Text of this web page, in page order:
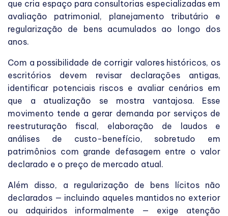
que cria espaço para consultorias especializadas em
avaliação patrimonial, planejamento tributário e
regularização de bens acumulados ao longo dos
anos.
Com a possibilidade de corrigir valores históricos, os
escritórios devem revisar declarações antigas,
identificar potenciais riscos e avaliar cenários em
que a atualização se mostra vantajosa. Esse
movimento tende a gerar demanda por serviços de
reestruturação fiscal, elaboração de laudos e
análises de custo-benefício, sobretudo em
patrimônios com grande defasagem entre o valor
declarado e o preço de mercado atual.
Além disso, a regularização de bens lícitos não
declarados — incluindo aqueles mantidos no exterior
ou adquiridos informalmente — exige atenção